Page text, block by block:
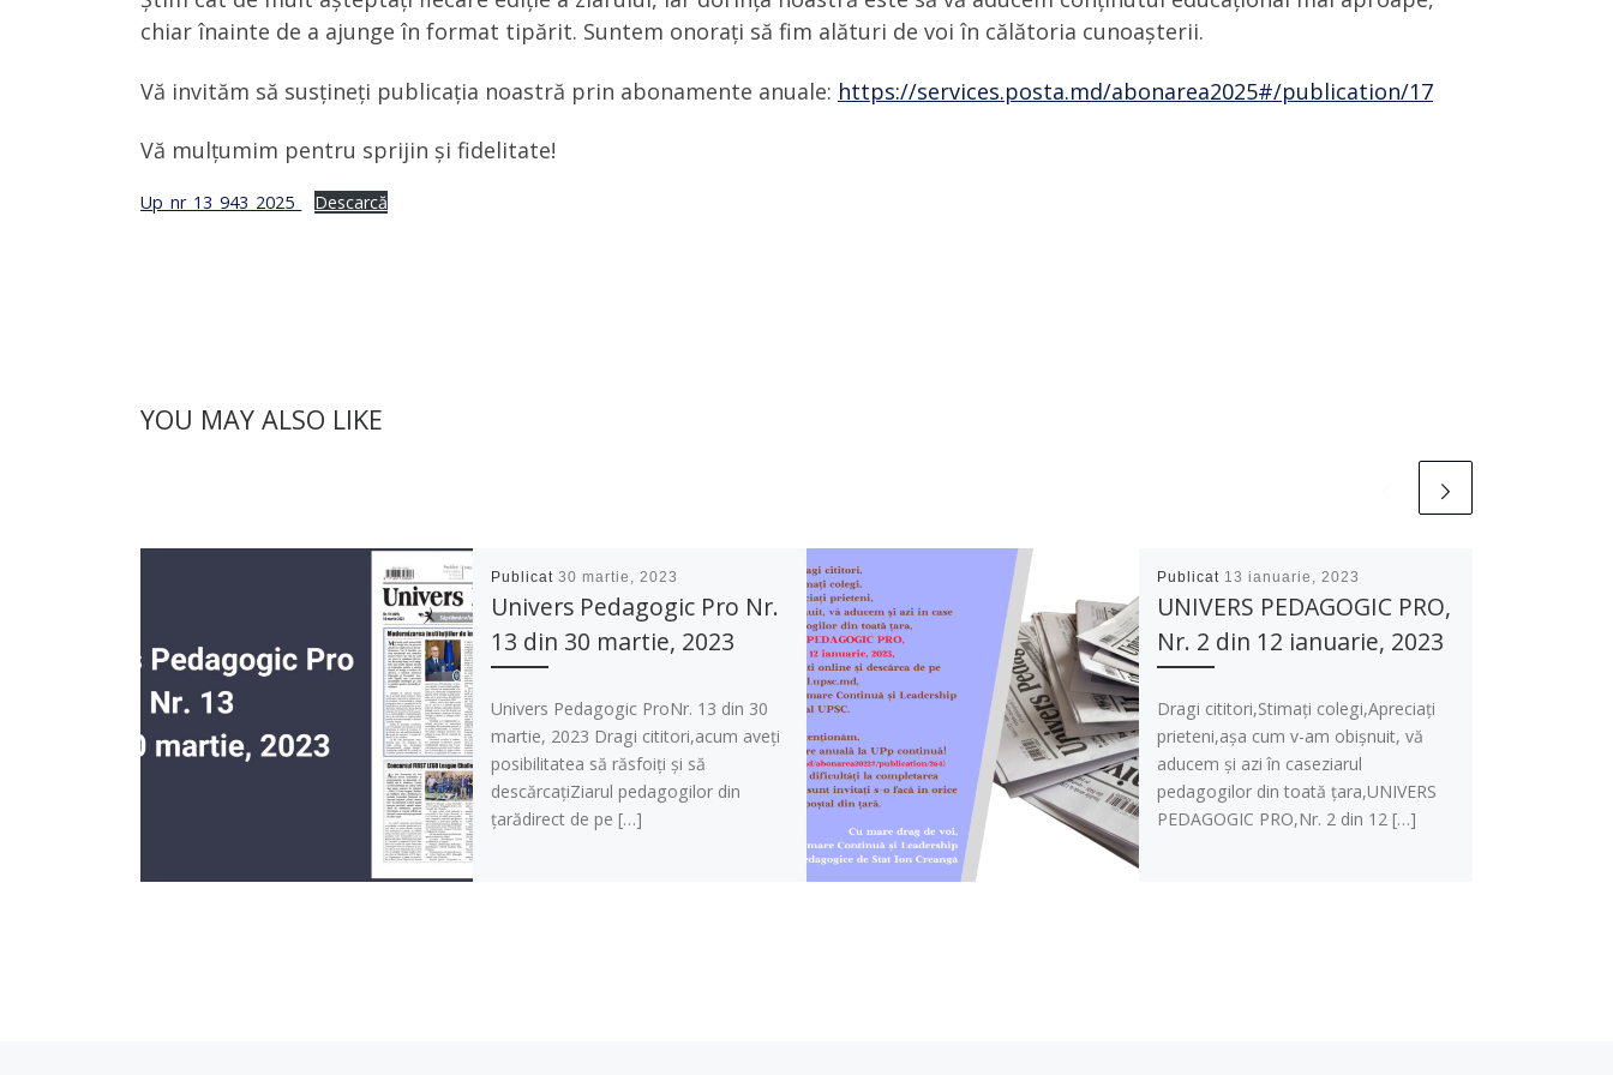
chiar înainte de a ajunge în format tipărit. Suntem onorați să fim alături de voi în călătoria cunoașterii.
Vă invităm să susțineți publicația noastră prin abonamente anuale: https://services.posta.md/abonarea2025#/publication/17
Vă mulțumim pentru sprijin și fidelitate!
Up_nr_13_943_2025_ Descarcă
YOU MAY ALSO LIKE
Publicat 30 martie, 2023
Univers Pedagogic Pro Nr.
13 din 30 martie, 2023
Univers Pedagogic ProNr. 13 din 30
martie, 2023 Dragi cititori,acum aveți
posibilitatea să răsfoiți și să
descărcațiZiarul pedagogilor din
țarădirect de pe […]
Publicat 13 ianuarie, 2023
UNIVERS PEDAGOGIC PRO,
Nr. 2 din 12 ianuarie, 2023
Dragi cititori,Stimați colegi,Apreciați
prieteni,așa cum v-am obișnuit, vă
aducem și azi în caseziarul
pedagogilor din toată țara,UNIVERS
PEDAGOGIC PRO,Nr. 2 din 12 […]